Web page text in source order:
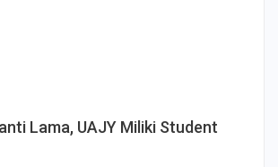
Lama, UAJY Miliki Student